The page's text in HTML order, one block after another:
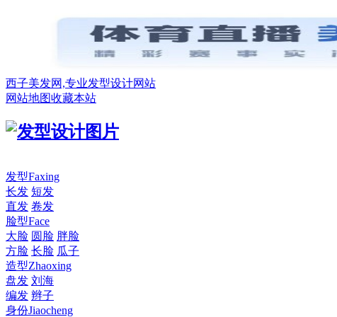
西子美发网,专业发型设计网站
网站地图收藏本站
发型Faxing
长发 短发
直发 卷发
脸型Face
大脸 圆脸 胖脸
方脸 长脸 瓜子
造型Zhaoxing
盘发 刘海
编发 辫子
身份Jiaocheng